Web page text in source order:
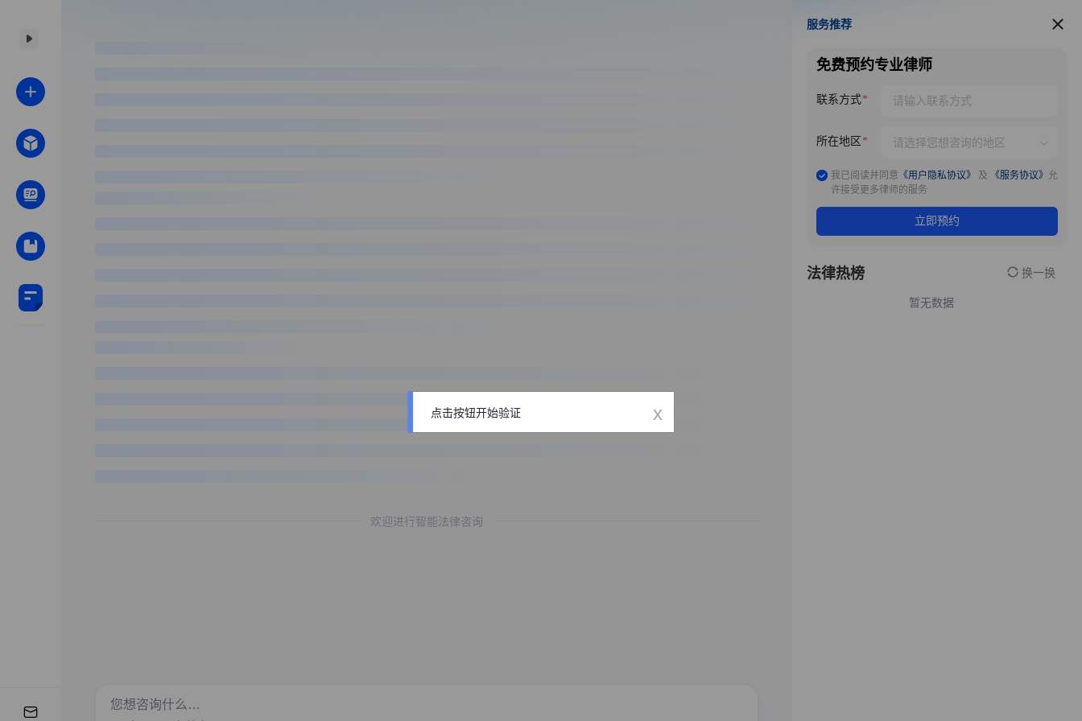
欢迎进行智能法律咨询
服务推荐
服务推荐
免费预约专业律师
联系方式
所在地区
我已阅读并同意 《用户隐私协议》 及 《服务协议》 允
许接受更多律师的服务
立即预约
法律热榜 换一换
暂无数据
点击按钮开始验证 x